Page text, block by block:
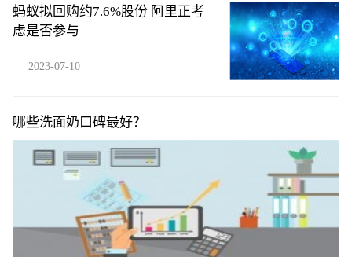
蚂蚁拟回购约7.6%股份 阿里正考
虑是否参与
2023-07-10
哪些洗面奶口碑最好？